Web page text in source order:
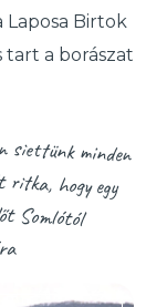
Birtok
a borászat
siettünk minden
ritka, hogy egy
Somlótól